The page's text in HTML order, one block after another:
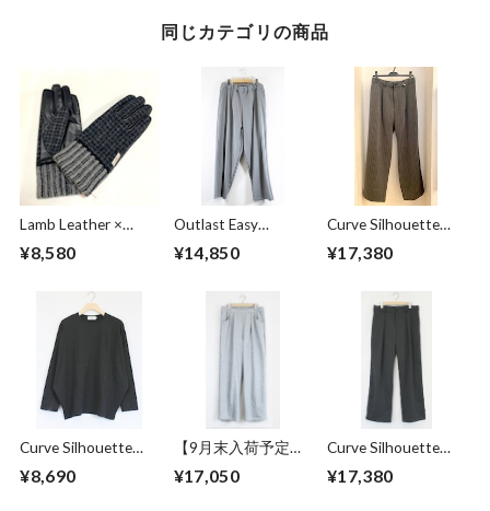
同じカテゴリの商品
Lamb Leather ×
Harris Tweed
Combination
¥8,580
Outlast Easy
Pants Gray
¥14,850
Curve Silhouette
Slacks Pants Black
Stripe
¥17,380
Curve Silhouette
Cut & Sewn Black
¥8,690
【9月末入荷予定】
Sweat Wide Easy
Pants Gray
¥17,050
Curve Silhouette
Slacks Pants
Charcoal
¥17,380